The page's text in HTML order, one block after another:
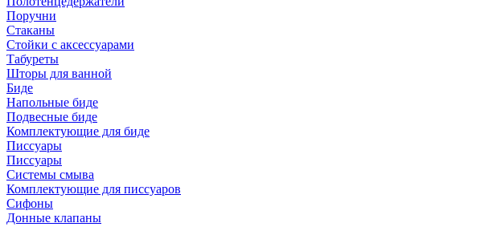
Поручни
Стаканы
Стойки с аксессуарами
Табуреты
Шторы для ванной
Биде
Напольные биде
Подвесные биде
Комплектующие для биде
Писсуары
Писсуары
Системы смыва
Комплектующие для писсуаров
Сифоны
Донные клапаны